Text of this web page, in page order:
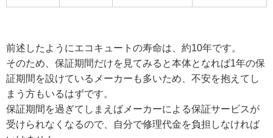
前述したようにエコキュートの寿命は、約10年です。
そのため、保証期間だけを見てみると本体となれば1年の保
証期間を設けているメーカーも多いため、不安を抱えてし
まう方もいるはずです。
保証期間を過ぎてしまえばメーカーによる保証サービスが
受けられなくなるので、自分で修理代金を負担しなければ